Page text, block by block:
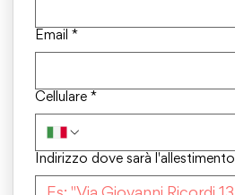
Email *
Cellulare *
Indirizzo dove sarà l'allestimento